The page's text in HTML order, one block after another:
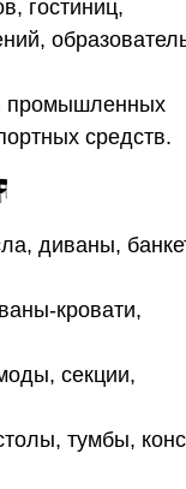
гостиниц,
промышленных
средств.
диваны,
кровати,
секции,
тумбы,